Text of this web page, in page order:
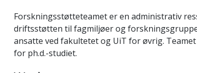
Forskningsstøtteteamet er en administrativ
driftsstøtten til fagmiljøer og
ansatte ved fakultetet og UiT for øvrig.
for ph.d.-studiet.